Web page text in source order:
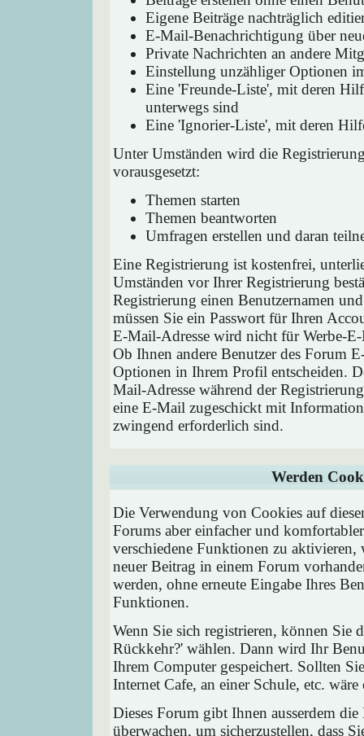
Eigene Beiträge nachträglich
E-Mail-Benachrichtigung über
Private Nachrichten an andere
Einstellung unzähliger Optionen
Eine 'Freunde-Liste', mit deren
unterwegs sind
Eine 'Ignorier-Liste', mit deren
Unter Umständen wird die
vorausgesetzt:
Themen starten
Themen beantworten
Umfragen erstellen und daran
Eine Registrierung ist kostenfrei,
Umständen vor Ihrer Registrierung
Registrierung einen Benutzernamen
müssen Sie ein Passwort für Ihren
E-Mail-Adresse wird nicht für Werbe-
Ob Ihnen andere Benutzer des Forum
Optionen in Ihrem Profil entscheiden.
Mail-Adresse während der
eine E-Mail zugeschickt mit
zwingend erforderlich sind.
Werden
Die Verwendung von Cookies auf
Forums aber einfacher und
verschiedene Funktionen zu
neuer Beitrag in einem Forum
werden, ohne erneute Eingabe Ihres
Funktionen.
Wenn Sie sich registrieren, können Sie
Rückkehr?' wählen. Dann wird Ihr
Ihrem Computer gespeichert. Sollten
Internet Cafe, an einer Schule, etc.
Dieses Forum gibt Ihnen ausserdem
überwachen, um sicherzustellen, dass